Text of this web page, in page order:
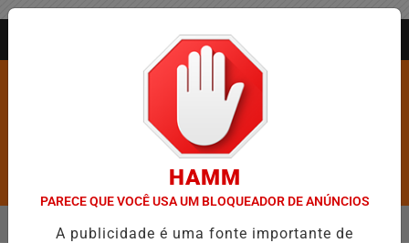
Pesquisar Notícia
É CONFIRMADA NO DIA DO EVANGÉLICO EM JEQUIÉ E
MENU
HAMM
PARECE QUE VOCÊ USA UM BLOQUEADOR DE ANÚNCIOS
A publicidade é uma fonte importante de